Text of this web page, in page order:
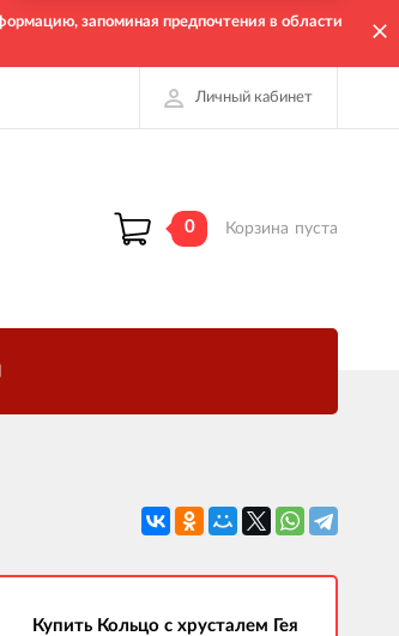
запоминая предпочтения в области
Личный кабинет
0 Корзина пуста
Купить Кольцо с хрусталем Гея